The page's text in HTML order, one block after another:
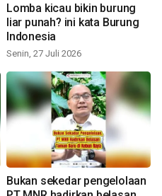
Lomba kicau bikin burung
liar punah? ini kata Burung
Indonesia
Senin, 27 Juli 2026
Bukan sekedar pengelolaan